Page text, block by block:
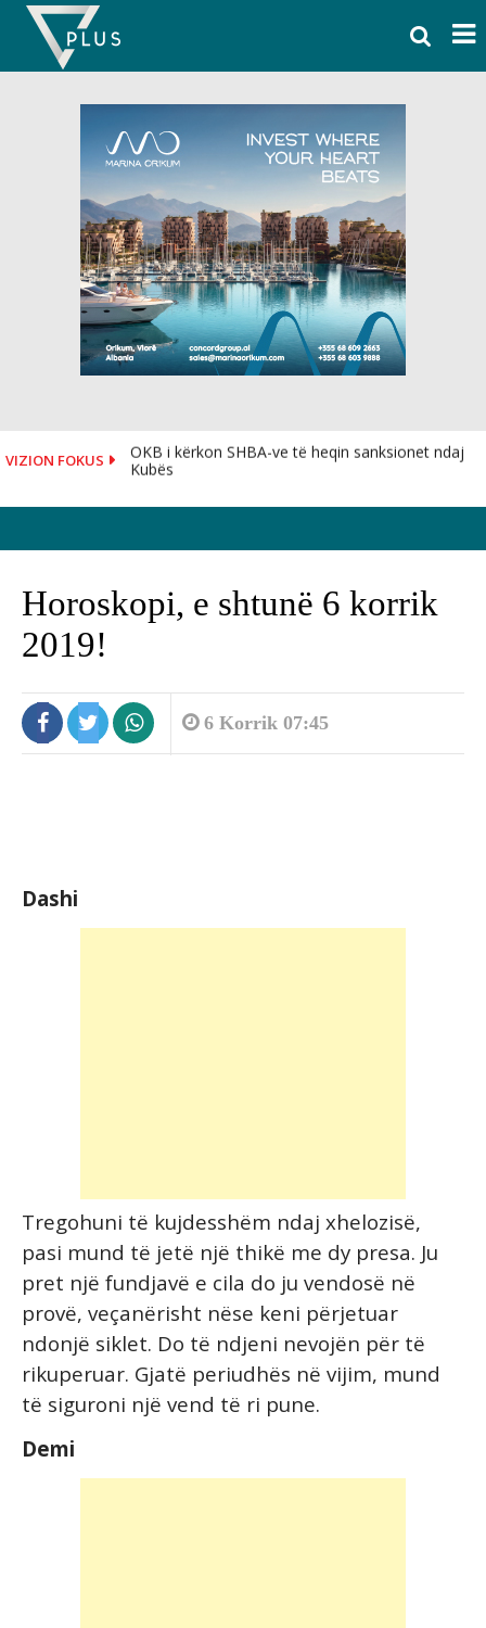
Skip
content
VIZION FOKUS
OKB i kërkon SHBA-ve të heqin sanksionet ndaj
Kubës
Horoskopi, e shtunë 6 korrik
2019!
6 Korrik 07:45
Dashi
Tregohuni të kujdesshëm ndaj xhelozisë,
pasi mund të jetë një thikë me dy presa. Ju
pret një fundjavë e cila do ju vendosë në
provë, veçanërisht nëse keni përjetuar
ndonjë siklet. Do të ndjeni nevojën për të
rikuperuar. Gjatë periudhës në vijim, mund
të siguroni një vend të ri pune.
Demi